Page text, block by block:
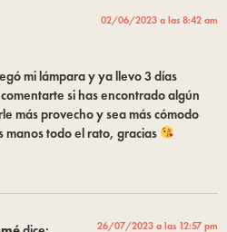
02/06/2023 a las 8:42 am
mi lámpara y ya llevo 3 días
si has encontrado algún
más provecho y sea más cómodo
todo el rato, gracias
26/07/2023 a las 12:57 pm